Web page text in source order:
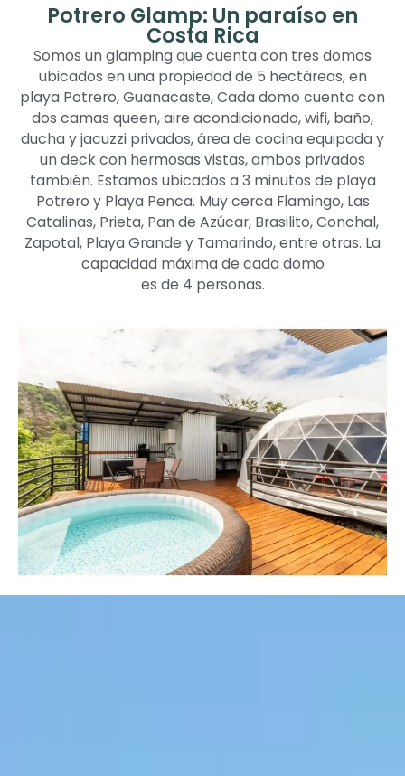
Potrero Glamp: Un paraíso en
Costa Rica
Somos un glamping que cuenta con tres domos
ubicados en una propiedad de 5 hectáreas, en
playa Potrero, Guanacaste, Cada domo cuenta con
dos camas queen, aire acondicionado, wifi, baño,
ducha y jacuzzi privados, área de cocina equipada y
un deck con hermosas vistas, ambos privados
también. Estamos ubicados a 3 minutos de playa
Potrero y Playa Penca. Muy cerca Flamingo, Las
Catalinas, Prieta, Pan de Azúcar, Brasilito, Conchal,
Zapotal, Playa Grande y Tamarindo, entre otras. La
capacidad máxima de cada domo
es de 4 personas.